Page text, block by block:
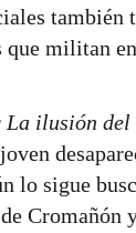
también
que militan
La ilusión
lo sigue
Cromañón